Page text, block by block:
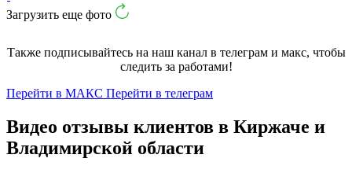
Загрузить еще фото
Также подписывайтесь на наш канал в телеграм и макс, чтобы
следить за работами!
Перейти в МАКС Перейти в телеграм
Видео отзывы клиентов в Киржаче и
Владимирской области